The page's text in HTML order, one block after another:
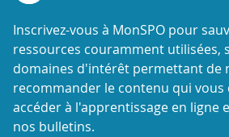
Inscrivez-vous à MonSPO pour
ressources couramment utilisées,
domaines d'intérêt permettant de
recommander le contenu qui vous
accéder à l'apprentissage en ligne
nos bulletins.